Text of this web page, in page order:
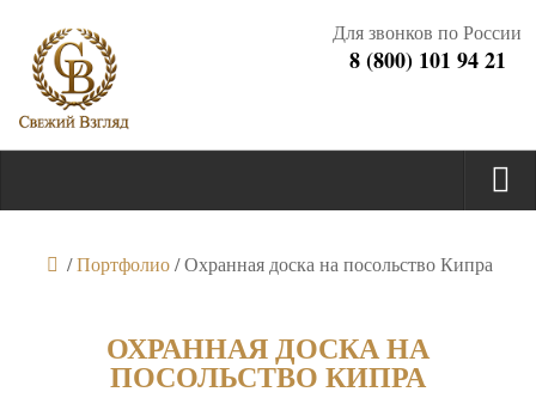
Для звонков по России
8 (800) 101 94 21
/Портфолио/Охранная доска на посольство Кипра
ОХРАННАЯ ДОСКА НА
ПОСОЛЬСТВО КИПРА